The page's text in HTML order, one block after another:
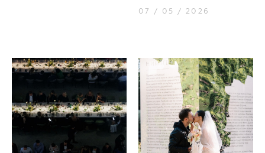
07 / 05 / 2026